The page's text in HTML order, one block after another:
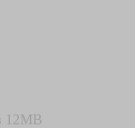
12MB